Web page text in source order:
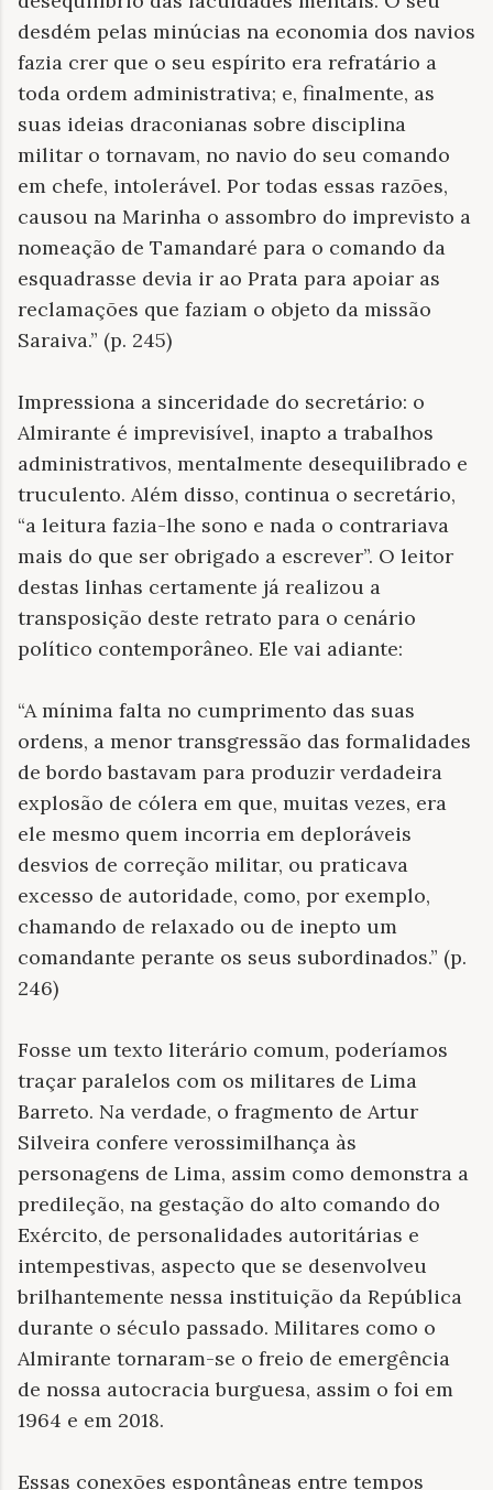
desdém pelas minúcias na economia dos navios
fazia crer que o seu espírito era refratário a
toda ordem administrativa; e, finalmente, as
suas ideias draconianas sobre disciplina
militar o tornavam, no navio do seu comando
em chefe, intolerável. Por todas essas razões,
causou na Marinha o assombro do imprevisto a
nomeação de Tamandaré para o comando da
esquadrasse devia ir ao Prata para apoiar as
reclamações que faziam o objeto da missão
Saraiva.” (p. 245)
Impressiona a sinceridade do secretário: o
Almirante é imprevisível, inapto a trabalhos
administrativos, mentalmente desequilibrado e
truculento. Além disso, continua o secretário,
“a leitura fazia-lhe sono e nada o contrariava
mais do que ser obrigado a escrever”. O leitor
destas linhas certamente já realizou a
transposição deste retrato para o cenário
político contemporâneo. Ele vai adiante:
“A mínima falta no cumprimento das suas
ordens, a menor transgressão das formalidades
de bordo bastavam para produzir verdadeira
explosão de cólera em que, muitas vezes, era
ele mesmo quem incorria em deploráveis
desvios de correção militar, ou praticava
excesso de autoridade, como, por exemplo,
chamando de relaxado ou de inepto um
comandante perante os seus subordinados.” (p.
246)
Fosse um texto literário comum, poderíamos
traçar paralelos com os militares de Lima
Barreto. Na verdade, o fragmento de Artur
Silveira confere verossimilhança às
personagens de Lima, assim como demonstra a
predileção, na gestação do alto comando do
Exército, de personalidades autoritárias e
intempestivas, aspecto que se desenvolveu
brilhantemente nessa instituição da República
durante o século passado. Militares como o
Almirante tornaram-se o freio de emergência
de nossa autocracia burguesa, assim o foi em
1964 e em 2018.
Essas conexões espontâneas entre tempos